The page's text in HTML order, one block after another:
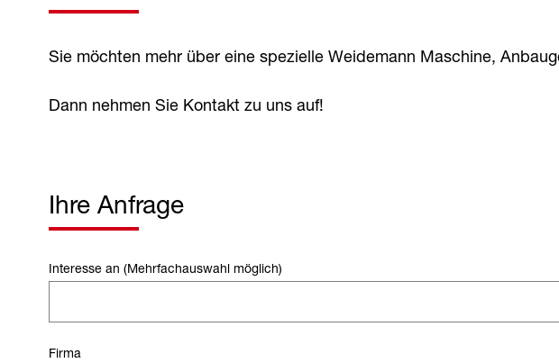
Sie möchten mehr über eine spezielle Weidemann Maschine,
Dann nehmen Sie Kontakt zu uns auf!
Ihre Anfrage
Interesse an (Mehrfachauswahl möglich)
Firma